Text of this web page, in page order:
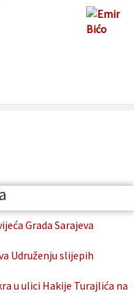
Grada Sarajeva
Udruženju slijepih
u ulici Hakije Turajlića na